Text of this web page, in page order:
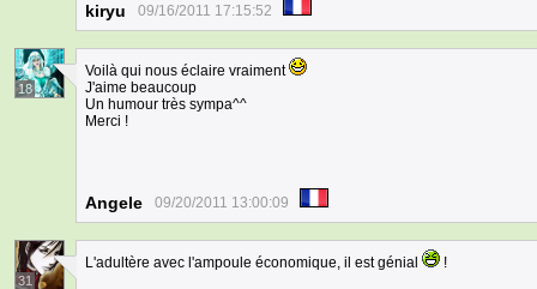
kiryu 09/16/2011 17:15:52
18
Voilà qui nous éclaire vraiment
J'aime beaucoup
Un humour très sympa^^
Merci !
Angele 09/20/2011 13:00:09
31
L'adultère avec l'ampoule économique, il est génial !